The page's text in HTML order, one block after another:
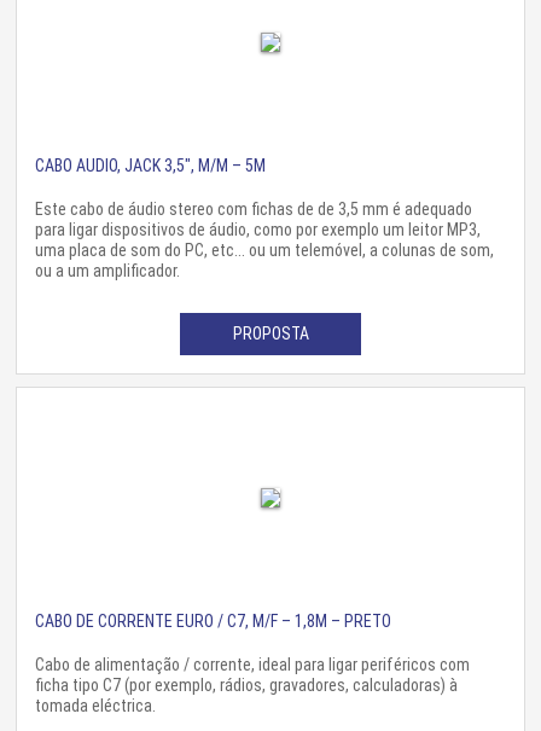
CABO AUDIO, JACK 3,5″, M/M – 5M
Este cabo de áudio stereo com fichas de de 3,5 mm é adequado
para ligar dispositivos de áudio, como por exemplo um leitor MP3,
uma placa de som do PC, etc... ou um telemóvel, a colunas de som,
ou a um amplificador.
PROPOSTA
CABO DE CORRENTE EURO / C7, M/F – 1,8M – PRETO
Cabo de alimentação / corrente, ideal para ligar periféricos com
ficha tipo C7 (por exemplo, rádios, gravadores, calculadoras) à
tomada eléctrica.